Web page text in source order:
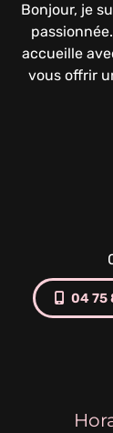
Bonjour, je
accueille
vous offrir
04 75